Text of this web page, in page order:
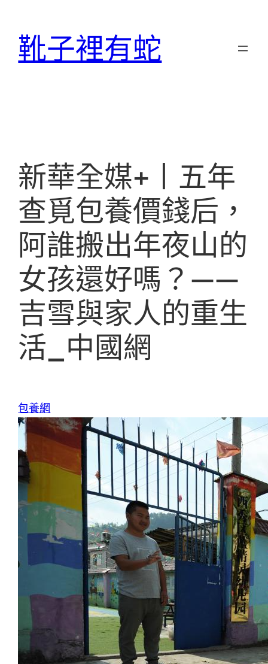
靴子裡有蛇
新華全媒+丨五年
查覓包養價錢后，
阿誰搬出年夜山的
女孩還好嗎？——
吉雪與家人的重生
活_中國網
包養網